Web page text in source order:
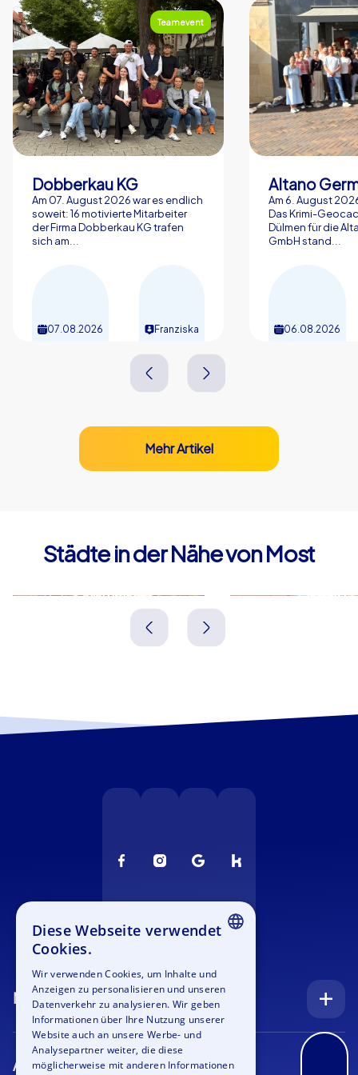
Teamevent
Dobberkau KG
Am 07. August 2026 war es endlich
soweit: 16 motivierte Mitarbeiter
der Firma Dobberkau KG trafen
sich am...
07.08.2026 Franziska
Altano
Am 6. August
Das Krimi-
Dülmen für die
GmbH stand...
06.08.2026
Mehr Artikel
Städte in der Nähe von Most
Chomutov Teplitz
Navigation
Startseite
Anfrage
Anlässe
GERMAN
SPANISH
ITALIAN
Diese Webseite verwendet
Cookies.
Wir verwenden Cookies, um Inhalte und
Anzeigen zu personalisieren und unseren
Datenverkehr zu analysieren. Wir geben
Informationen über Ihre Nutzung unserer
Website auch an unsere Werbe- und
Analysepartner weiter, die diese
möglicherweise mit anderen Informationen